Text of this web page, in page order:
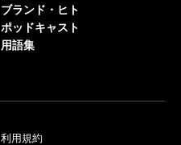
ブランド・ヒト
ポッドキャスト
用語集
利用規約